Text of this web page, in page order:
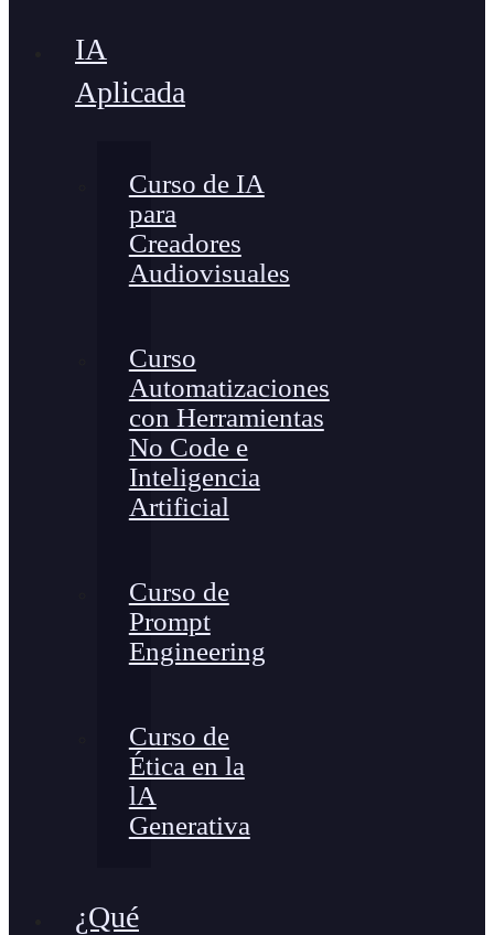
IA
Aplicada
Curso de IA
para
Creadores
Audiovisuales
Curso
Automatizaciones
con Herramientas
No Code e
Inteligencia
Artificial
Curso de
Prompt
Engineering
Curso de
Ética en la
lA
Generativa
¿Qué